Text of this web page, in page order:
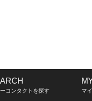
コンタクトを探す マ